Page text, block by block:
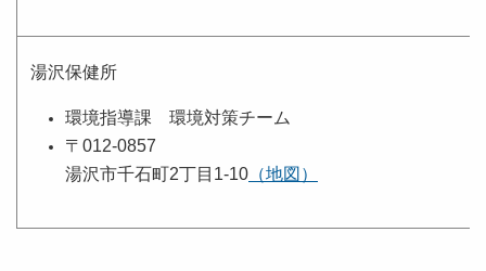
湯沢保健所
環境指導課 環境対策チーム
〒012-0857
湯沢市千石町2丁目1-10 （地図）